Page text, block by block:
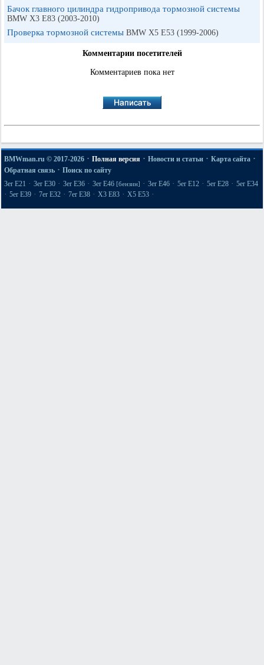
Бачок главного цилиндра гидропривода тормозной системы
BMW X3 E83 (2003-2010)
Проверка тормозной системы BMW X5 E53 (1999-2006)
Комментарии посетителей
Комментариев пока нет
BMWman.ru © 2017-2026 · Полная версия · Новости и статьи · Карта сайта ·
Обратная связь · Поиск по сайту
3er E21 · 3er E30 · 3er E36 · 3er E46 [бензин] · 3er E46 · 5er E12 · 5er E28 · 5er E34
· 5er E39 · 7er E32 · 7er E38 · X3 E83 · X5 E53 ·